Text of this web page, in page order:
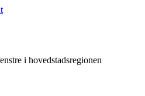
i hovedstadsregionen